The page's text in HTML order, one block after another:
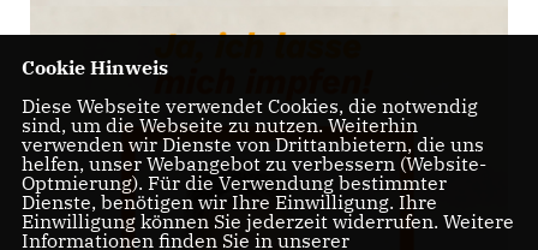
Cookie Hinweis
Diese Webseite verwendet Cookies, die notwendig
sind, um die Webseite zu nutzen. Weiterhin
verwenden wir Dienste von Drittanbietern, die uns
helfen, unser Webangebot zu verbessern (Website-
Optmierung). Für die Verwendung bestimmter
Dienste, benötigen wir Ihre Einwilligung. Ihre
Einwilligung können Sie jederzeit widerrufen. Weitere
Informationen finden Sie in unserer